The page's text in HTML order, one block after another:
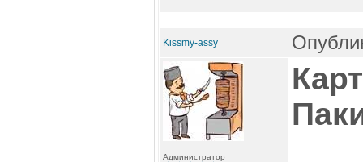
Kissmy-assy
Администратор